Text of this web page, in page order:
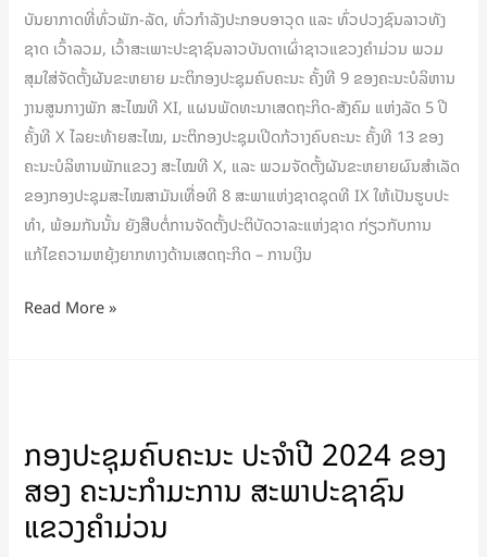
ບັນຍາກາດທີ່ທົ່ວພັກ-ລັດ, ທົ່ວກໍາລັງປະກອບອາວຸດ ແລະ ທົ່ວປວງຊົນລາວທັງ
ຊາດ ເວົ້າລວມ, ເວົ້າສະເພາະປະຊາຊົນລາວບັນດາເຜົ່າຊາວແຂວງຄຳມ່ວນ ພວມ
ສຸມໃສ່ຈັດຕັ້ງຜັນຂະຫຍາຍ ມະຕິກອງປະຊຸມຄົບຄະນະ ຄັ້ງທີ 9 ຂອງຄະນະບໍລິຫານ
ງານສູນກາງພັກ ສະໄໝທີ XI, ແຜນພັດທະນາເສດຖະກິດ-ສັງຄົມ ແຫ່ງລັດ 5 ປີ
ຄັ້ງທີ X ໄລຍະທ້າຍສະໄໝ, ມະຕິກອງປະຊຸມເປີດກ້ວາງຄົບຄະນະ ຄັ້ງທີ 13 ຂອງ
ຄະນະບໍລິຫານພັກແຂວງ ສະໄໝທີ X, ແລະ ພວມຈັດຕັ້ງຜັນຂະຫຍາຍຜົນສໍາເລັດ
ຂອງກອງປະຊຸມສະໄໝສາມັນເທື່ອທີ 8 ສະພາແຫ່ງຊາດຊຸດທີ IX ໃຫ້ເປັນຮູບປະ
ທໍາ, ພ້ອມກັນນັ້ນ ຍັງສືບຕໍ່ການຈັດຕັ້ງປະຕິບັດວາລະແຫ່ງຊາດ ກ່ຽວກັບການ
ແກ້ໄຂຄວາມຫຍຸ້ງຍາກທາງດ້ານເສດຖະກິດ – ການເງິນ
ສາມັນ
ທີ
ສະພາ
ປະຊາຊົນ
ຄຳ
ມ່ວນ
ທີ
Read More »
ກອງປະຊຸມຄົບຄະນະ ປະຈໍາປີ 2024 ຂອງ
ສອງ ຄະນະກຳມະການ ສະພາປະຊາຊົນ
ແຂວງຄຳມ່ວນ
ຄົບ
ຄະນະ
ປະ
ຈໍາ